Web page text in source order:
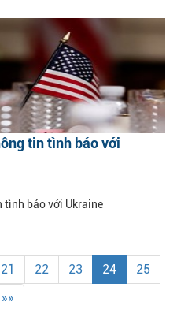
tin tình báo với
tình báo với Ukraine
21 22 23 24
25
»»